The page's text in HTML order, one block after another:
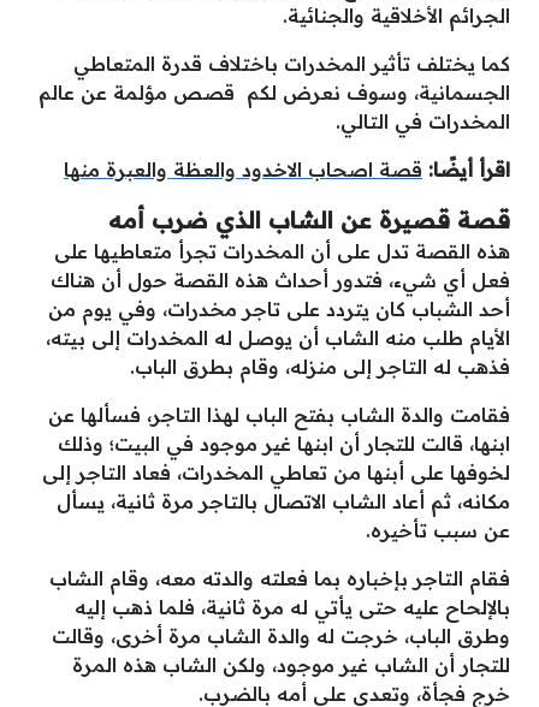
الجرائم الأخلاقية والجنائية.
كما يختلف تأثير المخدرات باختلاف قدرة المتعاطي
الجسمانية، وسوف نعرض لكم قصص مؤلمة عن عالم
المخدرات في التالي.
اقرأ أيضًا: قصة اصحاب الاخدود والعظة والعبرة منها
قصة قصيرة عن الشاب الذي ضرب أمه
هذه القصة تدل على أن المخدرات تجرأ متعاطيها على
فعل أي شيء، فتدور أحداث هذه القصة حول أن هناك
أحد الشباب كان يتردد على تاجر مخدرات، وفي يوم من
الأيام طلب منه الشاب أن يوصل له المخدرات إلى بيته،
فذهب له التاجر إلى منزله، وقام بطرق الباب.
فقامت والدة الشاب بفتح الباب لهذا التاجر، فسألها عن
ابنها، قالت للتجار أن ابنها غير موجود في البيت؛ وذلك
لخوفها على أبنها من تعاطي المخدرات، فعاد التاجر إلى
مكانه، ثم أعاد الشاب الاتصال بالتاجر مرة ثانية، يسأل
عن سبب تأخيره.
فقام التاجر بإخباره بما فعلته والدته معه، وقام الشاب
بالإلحاح عليه حتى يأتي له مرة ثانية، فلما ذهب إليه
وطرق الباب، خرجت له والدة الشاب مرة أخرى، وقالت
للتجار أن الشاب غير موجود، ولكن الشاب هذه المرة
خرج فجأة، وتعدى على أمه بالضرب.